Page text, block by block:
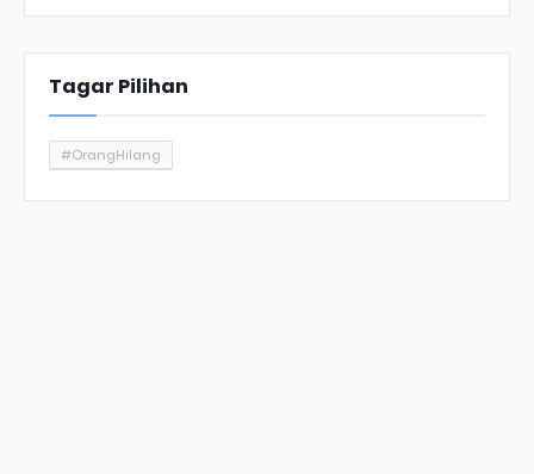
Tagar Pilihan
#OrangHilang